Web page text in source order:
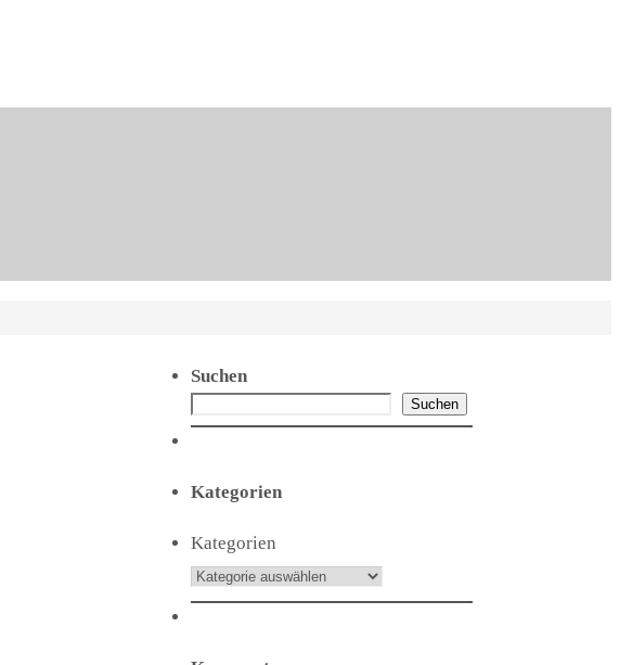
Suchen
Suchen
Kategorien
Kategorien